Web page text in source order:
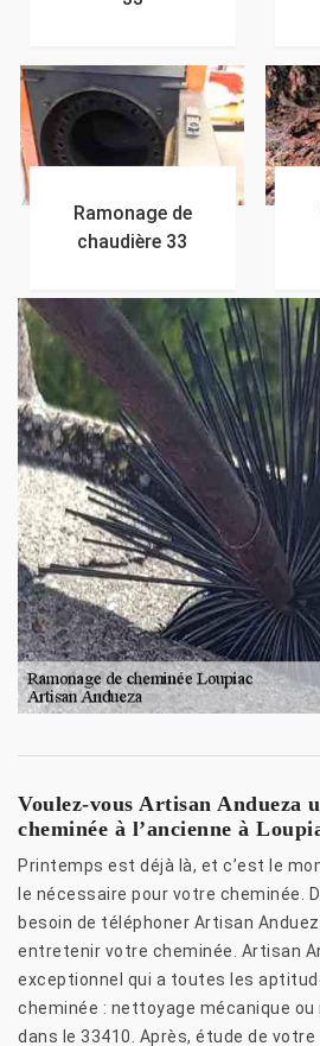
Ramonage de
chaudière 33
Voulez-vous Artisan Andueza
cheminée à l’ancienne à
Printemps est déjà là, et c’est le
le nécessaire pour votre cheminée.
besoin de téléphoner Artisan
entretenir votre cheminée. Artisan
exceptionnel qui a toutes les
cheminée : nettoyage mécanique ou
dans le 33410. Après, étude de